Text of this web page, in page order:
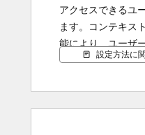
アクセスできるユ
ます。コンテキス
能により、ユーザ
プションを検索す
HubSpotのレコー
設定方法に